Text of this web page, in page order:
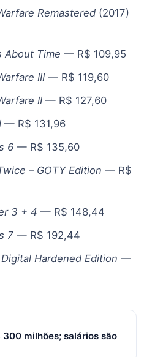
Remastered(2017)
About Time — R$ 109,95
III— R$ 119,60
II— R$ 127,60
— R$ 131,96
6— R$ 135,60
– GOTY Edition — R$
3 + 4 — R$ 148,44
7— R$ 192,44
Hardened Edition —
milhões; salários são